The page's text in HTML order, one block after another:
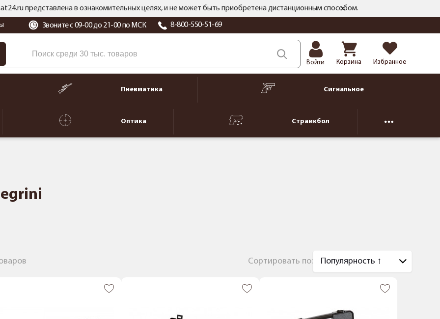
представлена в ознакомительных целях, и не может быть приобретена дистанционным способом.
Звоните с 09-00 до 21-00 по МСК 8-800-550-51-69
Войти Корзина Избранное
Пневматика Сигнальное
Оптика Страйкбол
Сортировать по: